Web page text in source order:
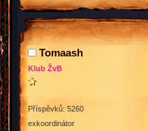
Tomaash
Klub ŽvB
Příspěvků: 5260
exkoordinátor